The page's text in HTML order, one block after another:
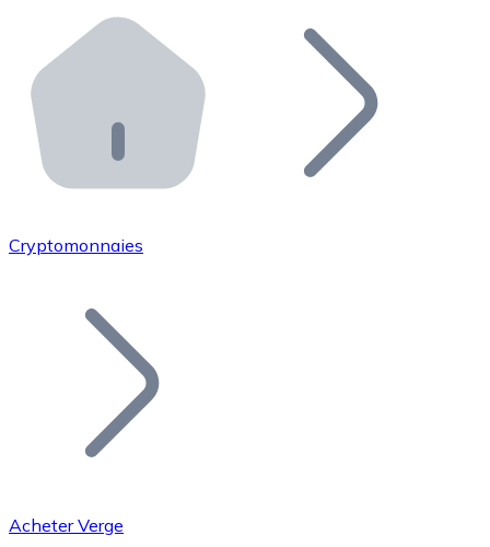
Distributeurs automatiques Bitnovo
Intégrez un ATM Bitnovo dans votre entreprise et
API Bitnovo
Intégrez notre API dans votre écosystème.
Rejoignez notre réseau de distributeurs et
Ajoutez le token de votre projet à notre service
Cryptomonnaies
Acheter Verge